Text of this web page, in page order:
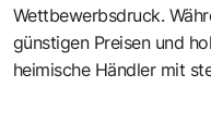
Wettbewerbsdruck.
günstigen Preisen und
heimische Händler mit